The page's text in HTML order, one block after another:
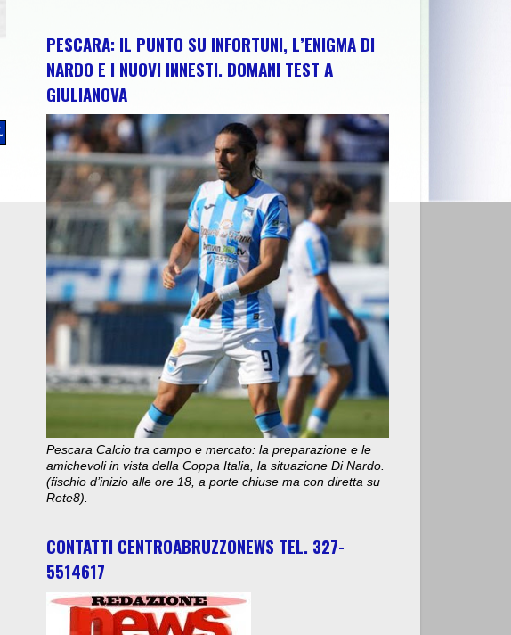
FONDI PER CELANO E FARA SAN MARTINO" >> CHIETI: "FIAMME
PESCARA: IL PUNTO SU INFORTUNI, L’ENIGMA DI
NARDO E I NUOVI INNESTI. DOMANI TEST A
GIULIANOVA
Pescara Calcio tra campo e mercato: la preparazione e le
amichevoli in vista della Coppa Italia, la situazione Di Nardo.
(fischio d’inizio alle ore 18, a porte chiuse ma con diretta su
Rete8).
CONTATTI CENTROABRUZZONEWS TEL. 327-
5514617